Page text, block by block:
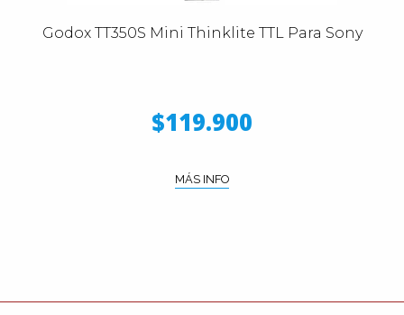
Godox TT350S Mini Thinklite TTL Para Sony
$119.900
MÁS INFO